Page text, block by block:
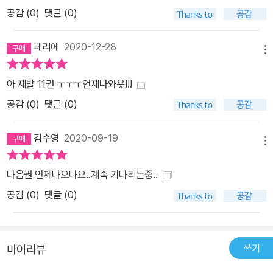
공감 (0) 댓글 (0)
페리에 2020-12-28
아 제발 11권 ㅜㅜㅜ언제나와욧!!!
공감 (0) 댓글 (0)
김수영 2020-09-19
다음권 언제나오나요..계속 기다리는중..
공감 (0) 댓글 (0)
마이리뷰 쓰기